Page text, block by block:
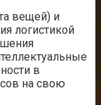
вещей) и
логистикой
в
на свою